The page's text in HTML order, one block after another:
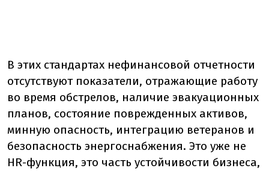
В этих стандартах нефинансовой отчетности
отсутствуют показатели, отражающие работу
во время обстрелов, наличие эвакуационных
планов, состояние поврежденных активов,
минную опасность, интеграцию ветеранов и
безопасность энергоснабжения. Это уже не
HR-функция, это часть устойчивости бизнеса,